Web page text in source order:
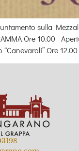
sulla
Ore 10.00
Ore